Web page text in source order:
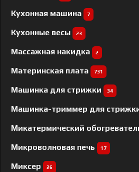
Кухонная машина 7
Кухонные весы 23
Массажная накидка 2
Материнская плата 731
Машинка для стрижки 34
Машинка-триммер для
Микатермический
Микроволновая печь 17
Миксер 26